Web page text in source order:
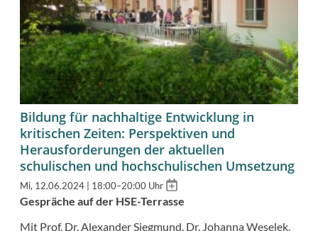
Bildung für nachhaltige Entwicklung in
kritischen Zeiten: Perspektiven und
Herausforderungen der aktuellen
schulischen und hochschulischen Umsetzung
Mi, 12.06.2024 | 18:00–20:00 Uhr Add
calendar
Gespräche auf der HSE-Terrasse
Mit Prof. Dr. Alexander Siegmund, Dr. Johanna Weselek,